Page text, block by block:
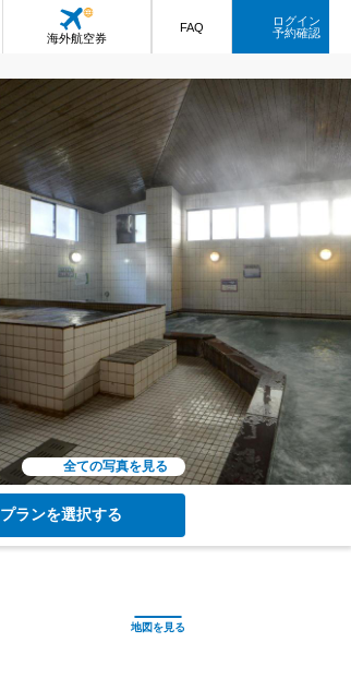
海外航空券
FAQ
ログイン
予約確認
全ての写真を見る
プランを選択する